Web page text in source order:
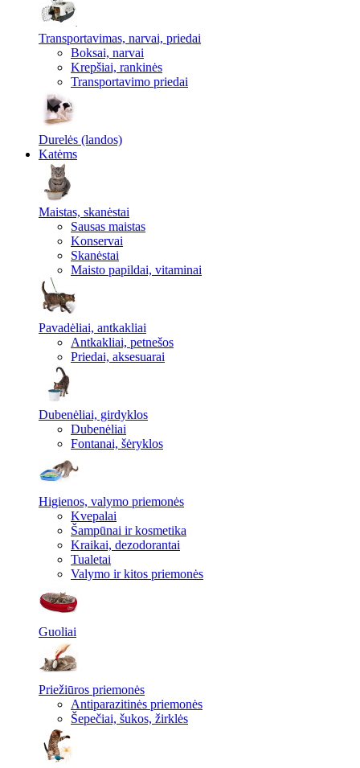
Transportavimas, narvai, priedai
Boksai, narvai
Krepšiai, rankinės
Transportavimo priedai
Durelės (landos)
Katėms
Maistas, skanėstai
Sausas maistas
Konservai
Skanėstai
Maisto papildai, vitaminai
Pavadėliai, antkakliai
Antkakliai, petnešos
Priedai, aksesuarai
Dubenėliai, girdyklos
Dubenėliai
Fontanai, šėryklos
Higienos, valymo priemonės
Kvepalai
Šampūnai ir kosmetika
Kraikai, dezodorantai
Tualetai
Valymo ir kitos priemonės
Guoliai
Priežiūros priemonės
Antiparazitinės priemonės
Šepečiai, šukos, žirklės